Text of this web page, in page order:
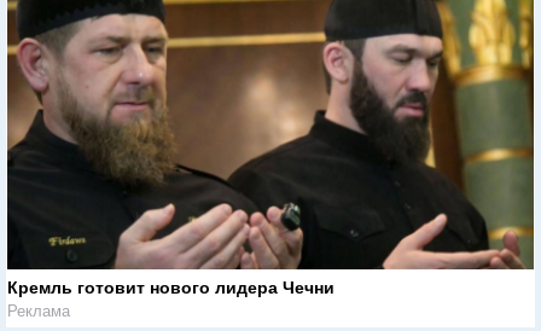
Кремль готовит нового лидера Чечни
Реклама